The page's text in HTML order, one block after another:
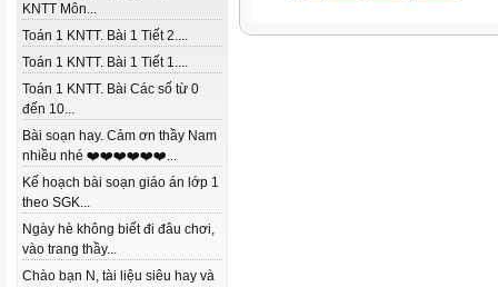
KNTT Môn...
Toán 1 KNTT. Bài 1 Tiết 2....
Toán 1 KNTT. Bài 1 Tiết 1....
Toán 1 KNTT. Bài Các số từ 0
đến 10...
Bài soạn hay. Cảm ơn thầy Nam
nhiều nhé ❤️❤️❤️❤️❤️❤️...
Kế hoạch bài soạn giáo án lớp 1
theo SGK...
Ngày hè không biết đi đâu chơi,
vào trang thầy...
Chào bạn N, tài liệu siêu hay và